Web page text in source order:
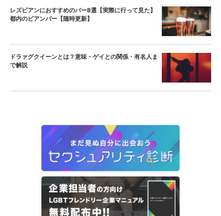
レズビアンにおすすめのバー8選【実際に行って見た】
都内のビアンバー【随時更新】
ドラァグクイーンとは？意味・ゲイとの関係・有名人ま
で解説